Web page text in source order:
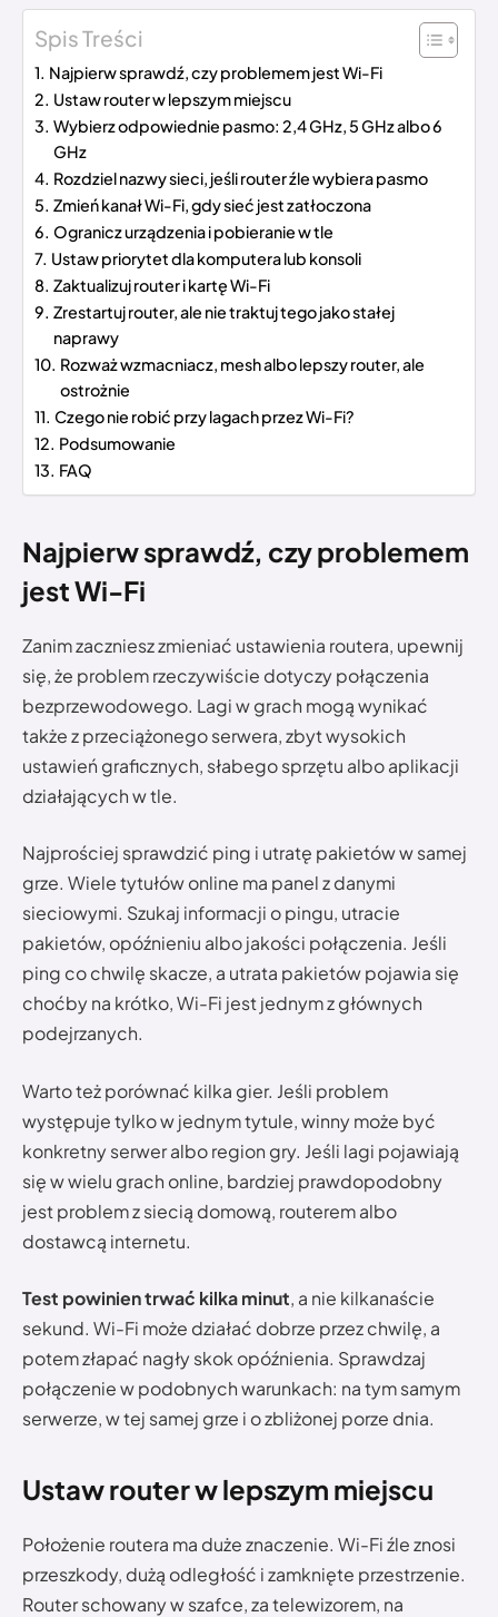
Spis Treści
Najpierw sprawdź, czy problemem jest Wi-Fi
Ustaw router w lepszym miejscu
Wybierz odpowiednie pasmo: 2,4 GHz, 5 GHz albo 6
GHz
Rozdziel nazwy sieci, jeśli router źle wybiera pasmo
Zmień kanał Wi-Fi, gdy sieć jest zatłoczona
Ogranicz urządzenia i pobieranie w tle
Ustaw priorytet dla komputera lub konsoli
Zaktualizuj router i kartę Wi-Fi
Zrestartuj router, ale nie traktuj tego jako stałej
naprawy
Rozważ wzmacniacz, mesh albo lepszy router, ale
ostrożnie
Czego nie robić przy lagach przez Wi-Fi?
Podsumowanie
FAQ
Najpierw sprawdź, czy problemem
jest Wi-Fi
Zanim zaczniesz zmieniać ustawienia routera, upewnij
się, że problem rzeczywiście dotyczy połączenia
bezprzewodowego. Lagi w grach mogą wynikać
także z przeciążonego serwera, zbyt wysokich
ustawień graficznych, słabego sprzętu albo aplikacji
działających w tle.
Najprościej sprawdzić ping i utratę pakietów w samej
grze. Wiele tytułów online ma panel z danymi
sieciowymi. Szukaj informacji o pingu, utracie
pakietów, opóźnieniu albo jakości połączenia. Jeśli
ping co chwilę skacze, a utrata pakietów pojawia się
choćby na krótko, Wi-Fi jest jednym z głównych
podejrzanych.
Warto też porównać kilka gier. Jeśli problem
występuje tylko w jednym tytule, winny może być
konkretny serwer albo region gry. Jeśli lagi pojawiają
się w wielu grach online, bardziej prawdopodobny
jest problem z siecią domową, routerem albo
dostawcą internetu.
Test powinien trwać kilka minut, a nie kilkanaście
sekund. Wi-Fi może działać dobrze przez chwilę, a
potem złapać nagły skok opóźnienia. Sprawdzaj
połączenie w podobnych warunkach: na tym samym
serwerze, w tej samej grze i o zbliżonej porze dnia.
Ustaw router w lepszym miejscu
Położenie routera ma duże znaczenie. Wi-Fi źle znosi
przeszkody, dużą odległość i zamknięte przestrzenie.
Router schowany w szafce, za telewizorem, na